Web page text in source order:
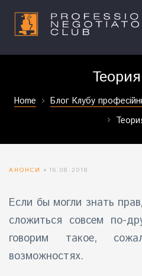
Home Блог Клубу
АНОНСИ 16.08.2018
Если бы могли знать
сложиться совсем по-
говорим такое,
возможностях.